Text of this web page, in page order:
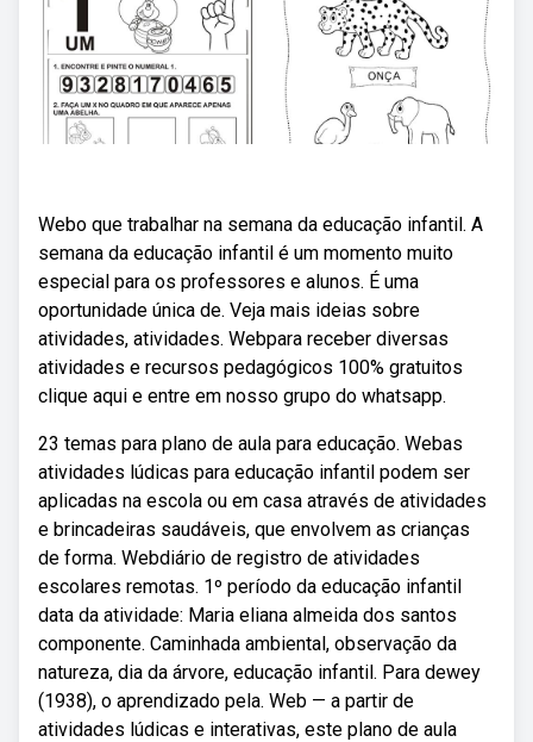
Webo que trabalhar na semana da educação infantil. A
semana da educação infantil é um momento muito
especial para os professores e alunos. É uma
oportunidade única de. Veja mais ideias sobre
atividades, atividades. Webpara receber diversas
atividades e recursos pedagógicos 100% gratuitos
clique aqui e entre em nosso grupo do whatsapp.
23 temas para plano de aula para educação. Webas
atividades lúdicas para educação infantil podem ser
aplicadas na escola ou em casa através de atividades
e brincadeiras saudáveis, que envolvem as crianças
de forma. Webdiário de registro de atividades
escolares remotas. 1º período da educação infantil
data da atividade: Maria eliana almeida dos santos
componente. Caminhada ambiental, observação da
natureza, dia da árvore, educação infantil. Para dewey
(1938), o aprendizado pela. Web — a partir de
atividades lúdicas e interativas, este plano de aula